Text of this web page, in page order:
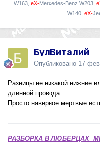
W163, eX-Mercedes-Benz W203,
W140, eX-
БулВиталий
Опубликовано 17
Разницы не никакой нижние
длинной провода
Просто наверное мертвые
РАЗБОРКА В ЛЮБЕРЦАХ